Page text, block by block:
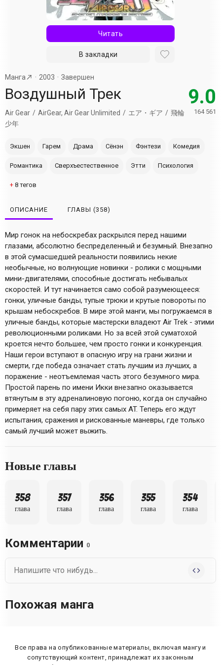
Читать
В закладки
Манга 2003 Завершен
Воздушный Трек
Air Gear AirGear, Air Gear Unlimited エア・ギア
飛輪
少年
9.0
164 561
Экшен Гарем Драма Сёнэн Фэнтези Комедия
Романтика Сверхъестественное Этти Психология
+ 8 тегов
ОПИСАНИЕ ГЛАВЫ (358)
Мир гонок на небоскребах раскрылся перед нашими
глазами, абсолютно беспределенный и безумный. Внезапно
в этой сумасшедшей реальности появились некие
необычные, но волнующие новинки - ролики с мощными
мини-двигателями, способные достигать небывалых
скоростей. И тут начинается само собой разумеющееся:
гонки, уличные банды, тупые трюки и крутые повороты по
крышам небоскребов. В мире этой манги, мы погружаемся в
уличные банды, которые мастерски владеют Air Trek - этими
революционными роликами. Но за всей этой суматохой
кроется нечто большее, чем просто гонки и конкуренция.
Наши герои вступают в опасную игру на грани жизни и
смерти, где победа означает стать лучшим из лучших, а
поражение - неотъемлемая часть этого безумного мира.
Простой парень по имени Икки внезапно оказывается
втянутым в эту адреналиновую погоню, когда он случайно
примеряет на себя пару этих самых AT. Теперь его ждут
испытания, сражения и рискованные маневры, где только
самый лучший может выжить.
Новые главы
358
глава
357
глава
356
глава
355
глава
354
глава
Комментарии 0
Похожая манга
Все права на опубликованные материалы, включая мангу и
сопутствующий контент, принадлежат их законным